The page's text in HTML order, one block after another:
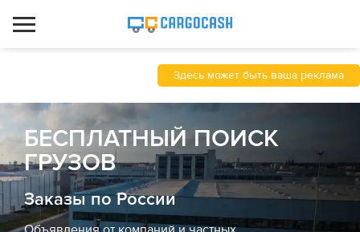
Здесь может быть ваша реклама
БЕСПЛАТНЫЙ ПОИСК
ГРУЗОВ
Заказы по России